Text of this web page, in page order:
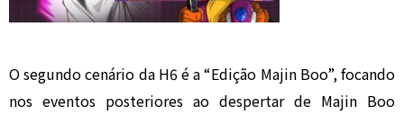
O segundo cenário da H6 é a “Edição Majin Boo”, focando
nos eventos posteriores ao despertar de Majin Boo